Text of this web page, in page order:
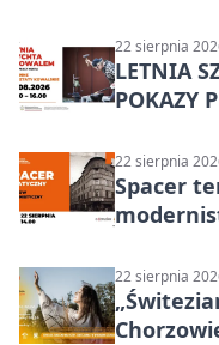
22 sierpnia
LETNIA
POKAZY
22 sierpnia
Spacer
22 sierpnia